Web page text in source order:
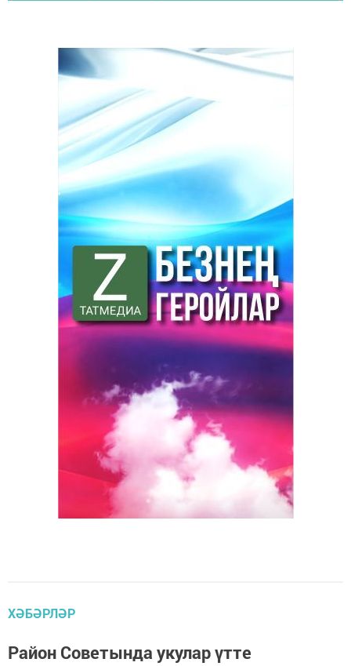
ХӘБӘРЛӘР
Район Советында укулар үтте